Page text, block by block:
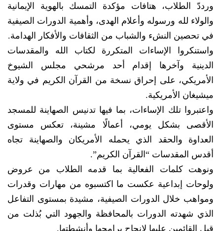
ورددّ الطلاب، هتافات مؤكدة التمسك بالهوية الإيمانية
والولاء لله ورسوله وأعلام الهدى، وأهمية الدورات الصيفية
في تحصين النشء والشباب من الثقافات والأفكار الهدامة.
واستنكروا الإساءات المتكررة لكتاب الله والمقدسات
الدينية وآخرها إقدام أحد مرشحي مجلس الشيوخ
الأمريكي، على إحراق نسخة من القرآن الكريم في ولاية
ميشيغان الأمريكية.
واعتبروا تلك الإساءات، بما فيها تدنيس الصهاينة للمسجد
الأقصى بشكل يومي، أعمالًا مشينة، تعكس مستوى
العداوة والحقد الذي يحمله الأمريكان والصهاينة تجاه
أقدس المقدسات “القرآن الكريم”.
ونوهت كلمات الفعالية بما قدمه الطلاب من عروض
ولوحات إبداعية عكست ما اكتسبوه من مهارات وقدرات
ومواهب خلال الدورات الصيفية، مشيدة بمستوى التفاعل
الذي شهدته الدورات بالمحافظة والجهود التي بُذلت من
قبل القائمين عليها لإنجاح برامجها وأنشطتها.